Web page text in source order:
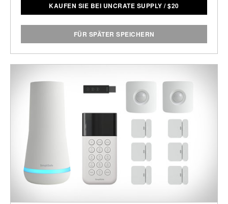
KAUFEN SIE BEI UNCRATE SUPPLY /$20
FÜR SPÄTER SPEICHERN